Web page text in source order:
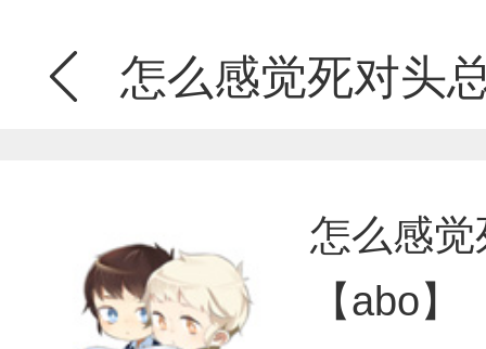
怎么感觉死对头
怎么感
【abo】